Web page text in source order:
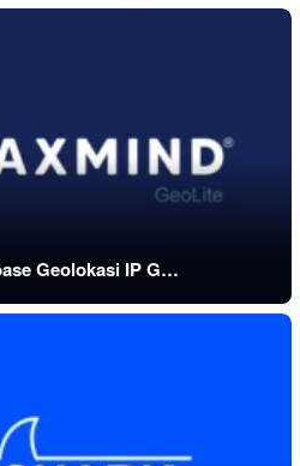
Geolokasi IP G…